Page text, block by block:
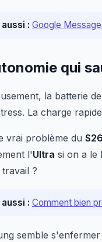
: Google
qui
la batterie
La charge
vrai problème du
l'Ultra si on a le
travail ?
: Comment bien
semble